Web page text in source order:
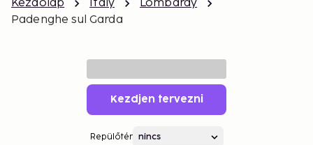
Kezdőlap Italy
Lombardy
Padenghe sul Garda
Kezdjen tervezni
Repülőtér